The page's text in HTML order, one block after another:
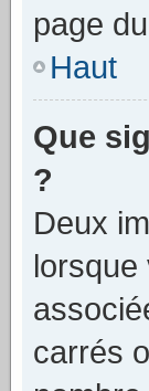
page
Haut
Que
?
Deux
lorsque
carrés